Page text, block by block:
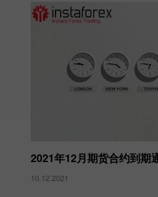
2021年12月期货合约到期
10.12.2021